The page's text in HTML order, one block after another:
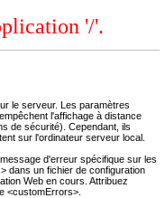
'/'.
le serveur. Les paramètres
l'affichage à distance
de sécurité). Cependant, ils
sur l'ordinateur serveur local.
d'erreur spécifique sur les
dans un fichier de configuration
Web en cours. Attribuez
<customErrors>.